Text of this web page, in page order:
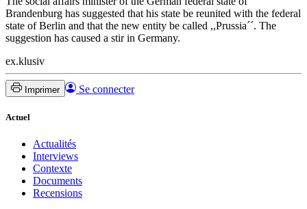
Brandenburg has suggested that his state be reunited with the federal
state of Berlin and that the new entity be called ,,Prussia´´. The
suggestion has caused a stir in Germany.
ex.klusiv
Imprimer Se connecter
Actuel
Actualités
Interviews
Contexte
Documents
Recensions